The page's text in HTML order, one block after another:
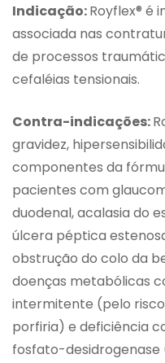
Indicação:Royflex® é
associada nas
de processos
cefaléias tensionais.
Contra-indicações:
gravidez,
componentes da
pacientes com
duodenal, acalasia do
úlcera péptica
obstrução do colo da
doenças metabólicas
intermitente (pelo
porfiria) e deficiência
fosfato-desidrogenase